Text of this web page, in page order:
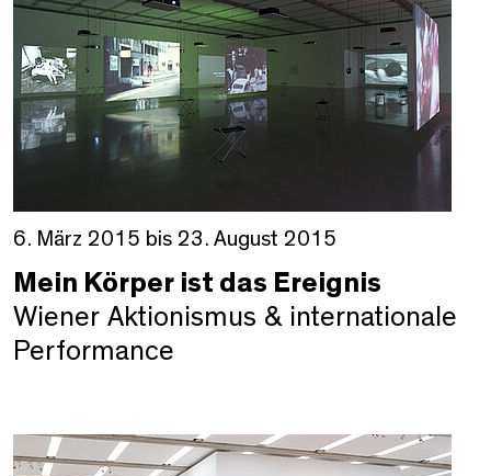
6. März 2015 bis 23. August 2015
Mein Körper ist das Ereignis
Wiener Aktionismus & internationale
Performance